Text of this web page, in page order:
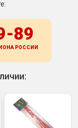
89
РОССИИ